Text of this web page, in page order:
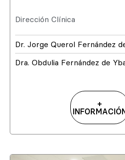
Dirección Clínica
Dr. Jorge Querol Fernández
Dra. Obdulia Fernández de
+